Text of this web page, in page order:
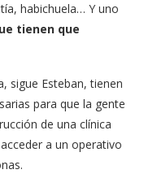
habichuela… Y uno
tienen que
sigue Esteban, tienen
para que la gente
de una clínica
a un operativo